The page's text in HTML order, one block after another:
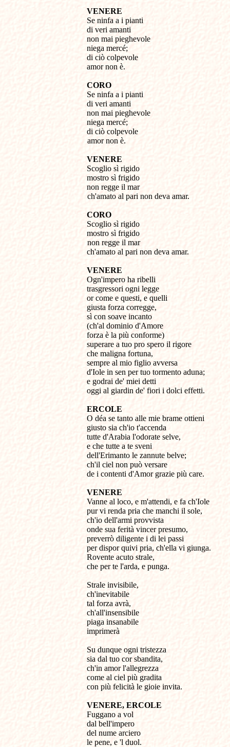
VENERE
Se ninfa a i pianti
di veri amanti
non mai pieghevole
niega mercé;
di ciò colpevole
amor non è.
CORO
Se ninfa a i pianti
di veri amanti
non mai pieghevole
niega mercé;
di ciò colpevole
amor non è.
VENERE
Scoglio sì rigido
mostro sì frigido
non regge il mar
ch'amato al pari non deva amar.
CORO
Scoglio sì rigido
mostro sì frigido
non regge il mar
ch'amato al pari non deva amar.
VENERE
Ogn'impero ha ribelli
trasgressori ogni legge
or come e questi, e quelli
giusta forza corregge,
sì con soave incanto
(ch'al dominio d'Amore
forza è la più conforme)
superare a tuo pro spero il rigore
che maligna fortuna,
sempre al mio figlio avversa
d'Iole in sen per tuo tormento aduna;
e godrai de' miei detti
oggi al giardin de' fiori i dolci effetti.
ERCOLE
O déa se tanto alle mie brame ottieni
giusto sia ch'io t'accenda
tutte d'Arabia l'odorate selve,
e che tutte a te sveni
dell'Erimanto le zannute belve;
ch'il ciel non può versare
de i contenti d'Amor grazie più care.
VENERE
Vanne al loco, e m'attendi, e fa ch'Iole
pur vi renda pria che manchi il sole,
ch'io dell'armi provvista
onde sua ferità vincer presumo,
preverrò diligente i di lei passi
per dispor quivi pria, ch'ella vi giunga.
Rovente acuto strale,
che per te l'arda, e punga.
Strale invisibile,
ch'inevitabile
tal forza avrà,
ch'all'insensibile
piaga insanabile
imprimerà
Su dunque ogni tristezza
sia dal tuo cor sbandita,
ch'in amor l'allegrezza
come al ciel più gradita
con più felicità le gioie invita.
VENERE, ERCOLE
Fuggano a vol
dal bell'impero
del nume arciero
le pene, e 'l duol.